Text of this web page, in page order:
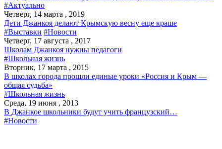
#Актуально
Четверг, 14 марта , 2019
Дети Джанкоя делают Крымскую весну еще краше
#Выставки #Новости
Четверг, 17 августа , 2017
Школам Джанкоя нужны педагоги
#Школьная жизнь
Вторник, 17 марта , 2015
В школах города прошли единые уроки «Россия и Крым —
общая судьба»
#Школьная жизнь
Среда, 19 июня , 2013
В Джанкое школьники будут учить французский…
#Новости